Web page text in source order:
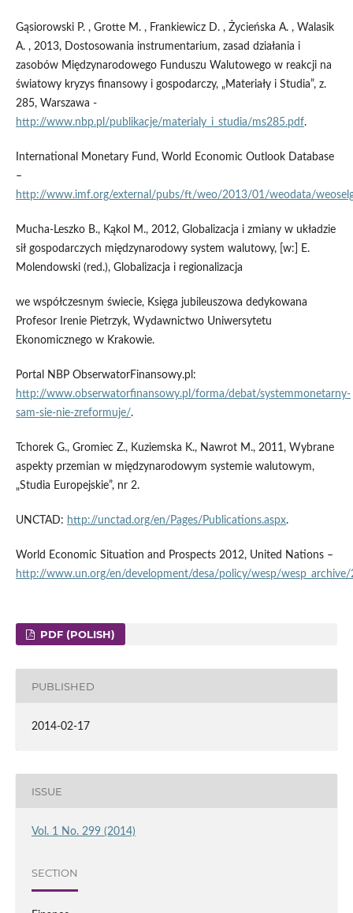
Gąsiorowski P. , Grotte M. , Frankiewicz D. , Życieńska A. , Walasik
A. , 2013, Dostosowania instrumentarium, zasad działania i
zasobów Międzynarodowego Funduszu Walutowego w reakcji na
światowy kryzys finansowy i gospodarczy, „Materiały i Studia”, z.
285, Warszawa -
http://www.nbp.pl/publikacje/materialy_i_studia/ms285.pdf.
International Monetary Fund, World Economic Outlook Database
–
http://www.imf.org/external/pubs/ft/weo/2013/01/weodata/
Mucha-Leszko B., Kąkol M., 2012, Globalizacja i zmiany w układzie
sił gospodarczych międzynarodowy system walutowy, [w:] E.
Molendowski (red.), Globalizacja i regionalizacja
we współczesnym świecie, Księga jubileuszowa dedykowana
Profesor Irenie Pietrzyk, Wydawnictwo Uniwersytetu
Ekonomicznego w Krakowie.
Portal NBP ObserwatorFinansowy.pl:
http://www.obserwatorfinansowy.pl/forma/debat/systemmonetarny-
sam-sie-nie-zreformuje/.
Tchorek G., Gromiec Z., Kuziemska K., Nawrot M., 2011, Wybrane
aspekty przemian w międzynarodowym systemie walutowym,
„Studia Europejskie”, nr 2.
UNCTAD: http://unctad.org/en/Pages/Publications.aspx.
World Economic Situation and Prospects 2012, United Nations –
http://www.un.org/en/development/desa/policy/wesp/
PDF (POLISH)
PUBLISHED
2014-02-17
ISSUE
Vol. 1 No. 299 (2014)
SECTION